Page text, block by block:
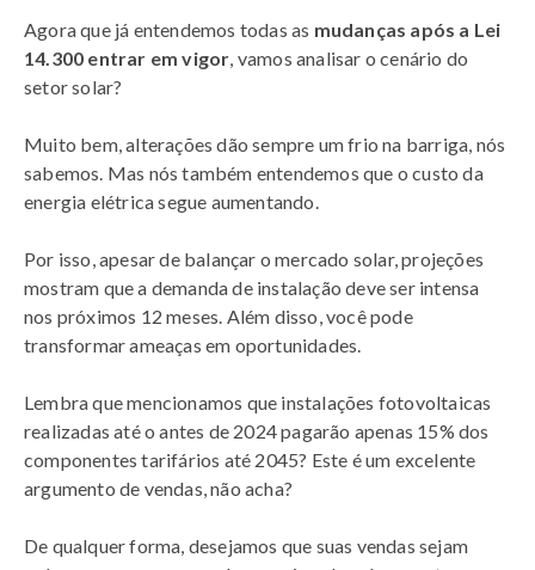
Agora que já entendemos todas as mudanças após a Lei
14.300 entrar em vigor, vamos analisar o cenário do
setor solar?
Muito bem, alterações dão sempre um frio na barriga, nós
sabemos. Mas nós também entendemos que o custo da
energia elétrica segue aumentando.
Por isso, apesar de balançar o mercado solar, projeções
mostram que a demanda de instalação deve ser intensa
nos próximos 12 meses. Além disso, você pode
transformar ameaças em oportunidades.
Lembra que mencionamos que instalações fotovoltaicas
realizadas até o antes de 2024 pagarão apenas 15% dos
componentes tarifários até 2045? Este é um excelente
argumento de vendas, não acha?
De qualquer forma, desejamos que suas vendas sejam